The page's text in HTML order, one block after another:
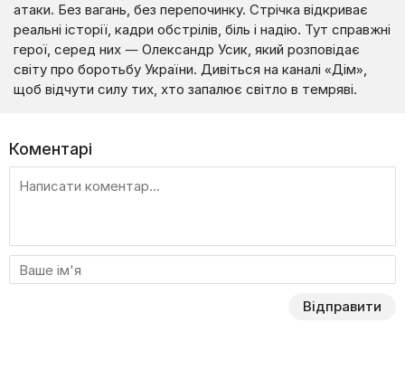
атаки. Без вагань, без перепочинку. Стрічка відкриває
реальні історії, кадри обстрілів, біль і надію. Тут справжні
герої, серед них — Олександр Усик, який розповідає
світу про боротьбу України. Дивіться на каналі «Дім»,
щоб відчути силу тих, хто запалює світло в темряві.
Коментарі
Відправити